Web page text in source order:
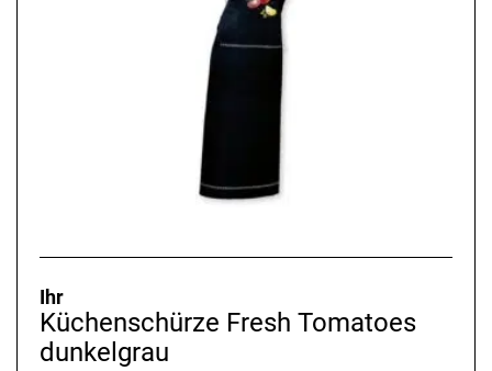
Ihr
Küchenschürze Fresh Tomatoes
dunkelgrau